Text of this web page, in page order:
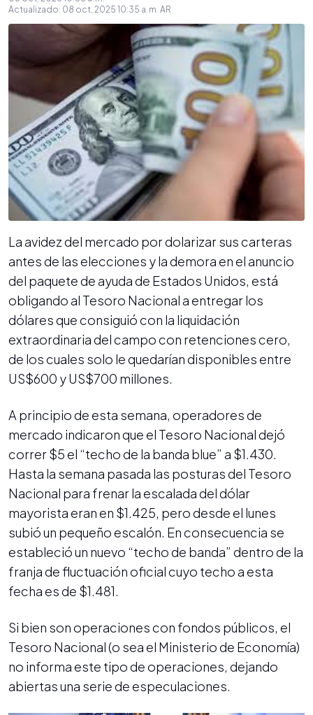
Actualizado: 08 oct, 2025 10:35 a. m. AR
La avidez del mercado por dolarizar sus carteras
antes de las elecciones y la demora en el anuncio
del paquete de ayuda de Estados Unidos, está
obligando al Tesoro Nacional a entregar los
dólares que consiguió con la liquidación
extraordinaria del campo con retenciones cero,
de los cuales solo le quedarían disponibles entre
US$600 y US$700 millones.
A principio de esta semana, operadores de
mercado indicaron que el Tesoro Nacional dejó
correr $5 el “techo de la banda blue” a $1.430.
Hasta la semana pasada las posturas del Tesoro
Nacional para frenar la escalada del dólar
mayorista eran en $1.425, pero desde el lunes
subió un pequeño escalón. En consecuencia se
estableció un nuevo “techo de banda” dentro de la
franja de fluctuación oficial cuyo techo a esta
fecha es de $1.481.
Si bien son operaciones con fondos públicos, el
Tesoro Nacional (o sea el Ministerio de Economía)
no informa este tipo de operaciones, dejando
abiertas una serie de especulaciones.